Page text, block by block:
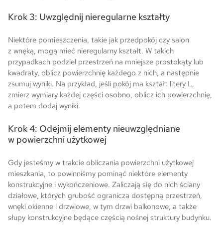
Krok 3: Uwzględnij nieregularne kształty
Niektóre pomieszczenia, takie jak przedpokój czy salon
z wnęką, mogą mieć nieregularny kształt. W takich
przypadkach podziel przestrzeń na mniejsze prostokąty lub
kwadraty, oblicz powierzchnię każdego z nich, a następnie
zsumuj wyniki. Na przykład, jeśli pokój ma kształt litery L,
zmierz wymiary każdej części osobno, oblicz ich powierzchnię,
a potem dodaj wyniki.
Krok 4: Odejmij elementy nieuwzględniane
w powierzchni użytkowej
Gdy jesteśmy w trakcie obliczania powierzchni użytkowej
mieszkania, to powinniśmy pominąć niektóre elementy
konstrukcyjne i wykończeniowe. Zaliczają się do nich ściany
działowe, których grubość ogranicza dostępną przestrzeń,
wnęki okienne i drzwiowe, w tym drzwi balkonowe, a także
słupy konstrukcyjne będące częścią nośnej struktury budynku.